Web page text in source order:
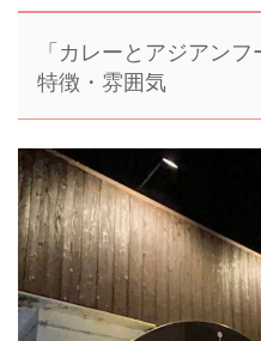
「カレーとアジアン
特徴・雰囲気